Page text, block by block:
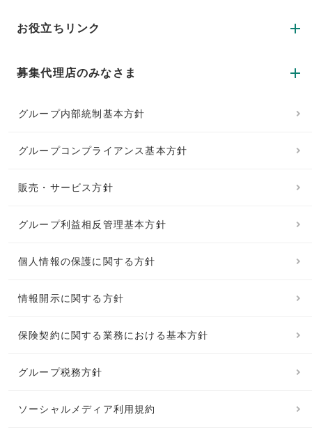
お役立ちリンク
募集代理店のみなさま
グループ内部統制基本方針
グループコンプライアンス基本方針
販売・サービス方針
グループ利益相反管理基本方針
個人情報の保護に関する方針
情報開示に関する方針
保険契約に関する業務における基本方針
グループ税務方針
ソーシャルメディア利用規約